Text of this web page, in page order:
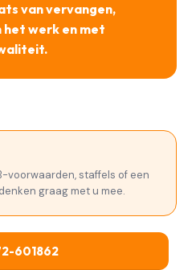
van vervangen,
werk en met
voorwaarden, staffels of een
graag met u mee.
601862